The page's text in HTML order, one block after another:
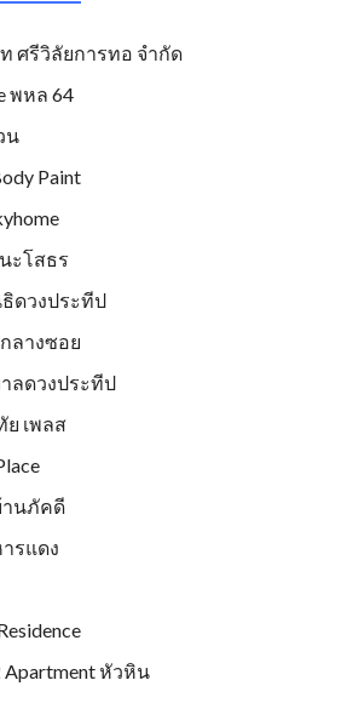
ศรีวิลัยการทอ จำกัด
พหล 64
น
Paint
ะโสธร
ดวงประทีป
ลางซอย
ลดวงประทีป
เพลส
านภัคดี
รแดง
Apartment หัวหิน